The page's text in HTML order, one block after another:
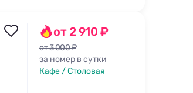
от 2 910 ₽
от 3 000 ₽
за номер в сутки
Кафе / Столовая